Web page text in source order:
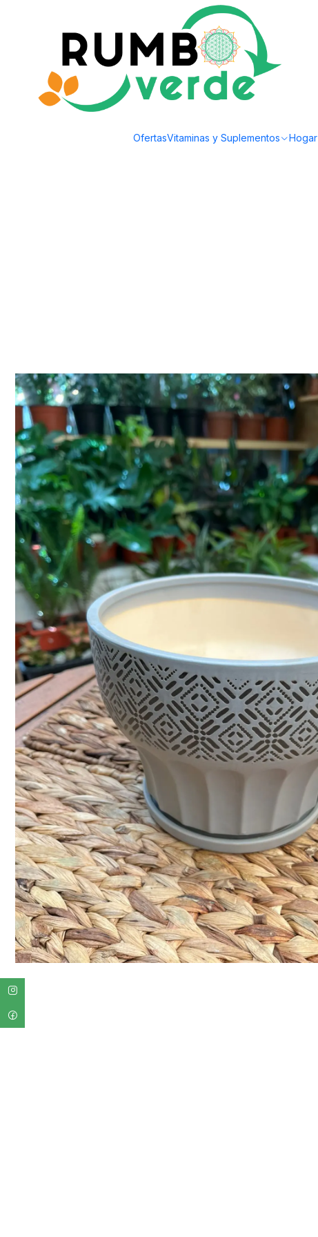
OfertasVitaminas y Suplementos Hogar
Envío gratis por compras sobre los 59.990 en la provincia de Santiago
Plantas y Hierbas Maceteros Plantas RV - Porta Macetero Étnico M